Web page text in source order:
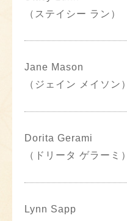
（ステイシー ラン）
Jane Mason
（ジェイン メイソン）
Dorita Gerami
（ドリータ ゲラーミ）
Lynn Sapp